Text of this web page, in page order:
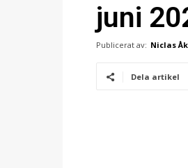
juni
Publicerat av: Niclas
Dela artikel